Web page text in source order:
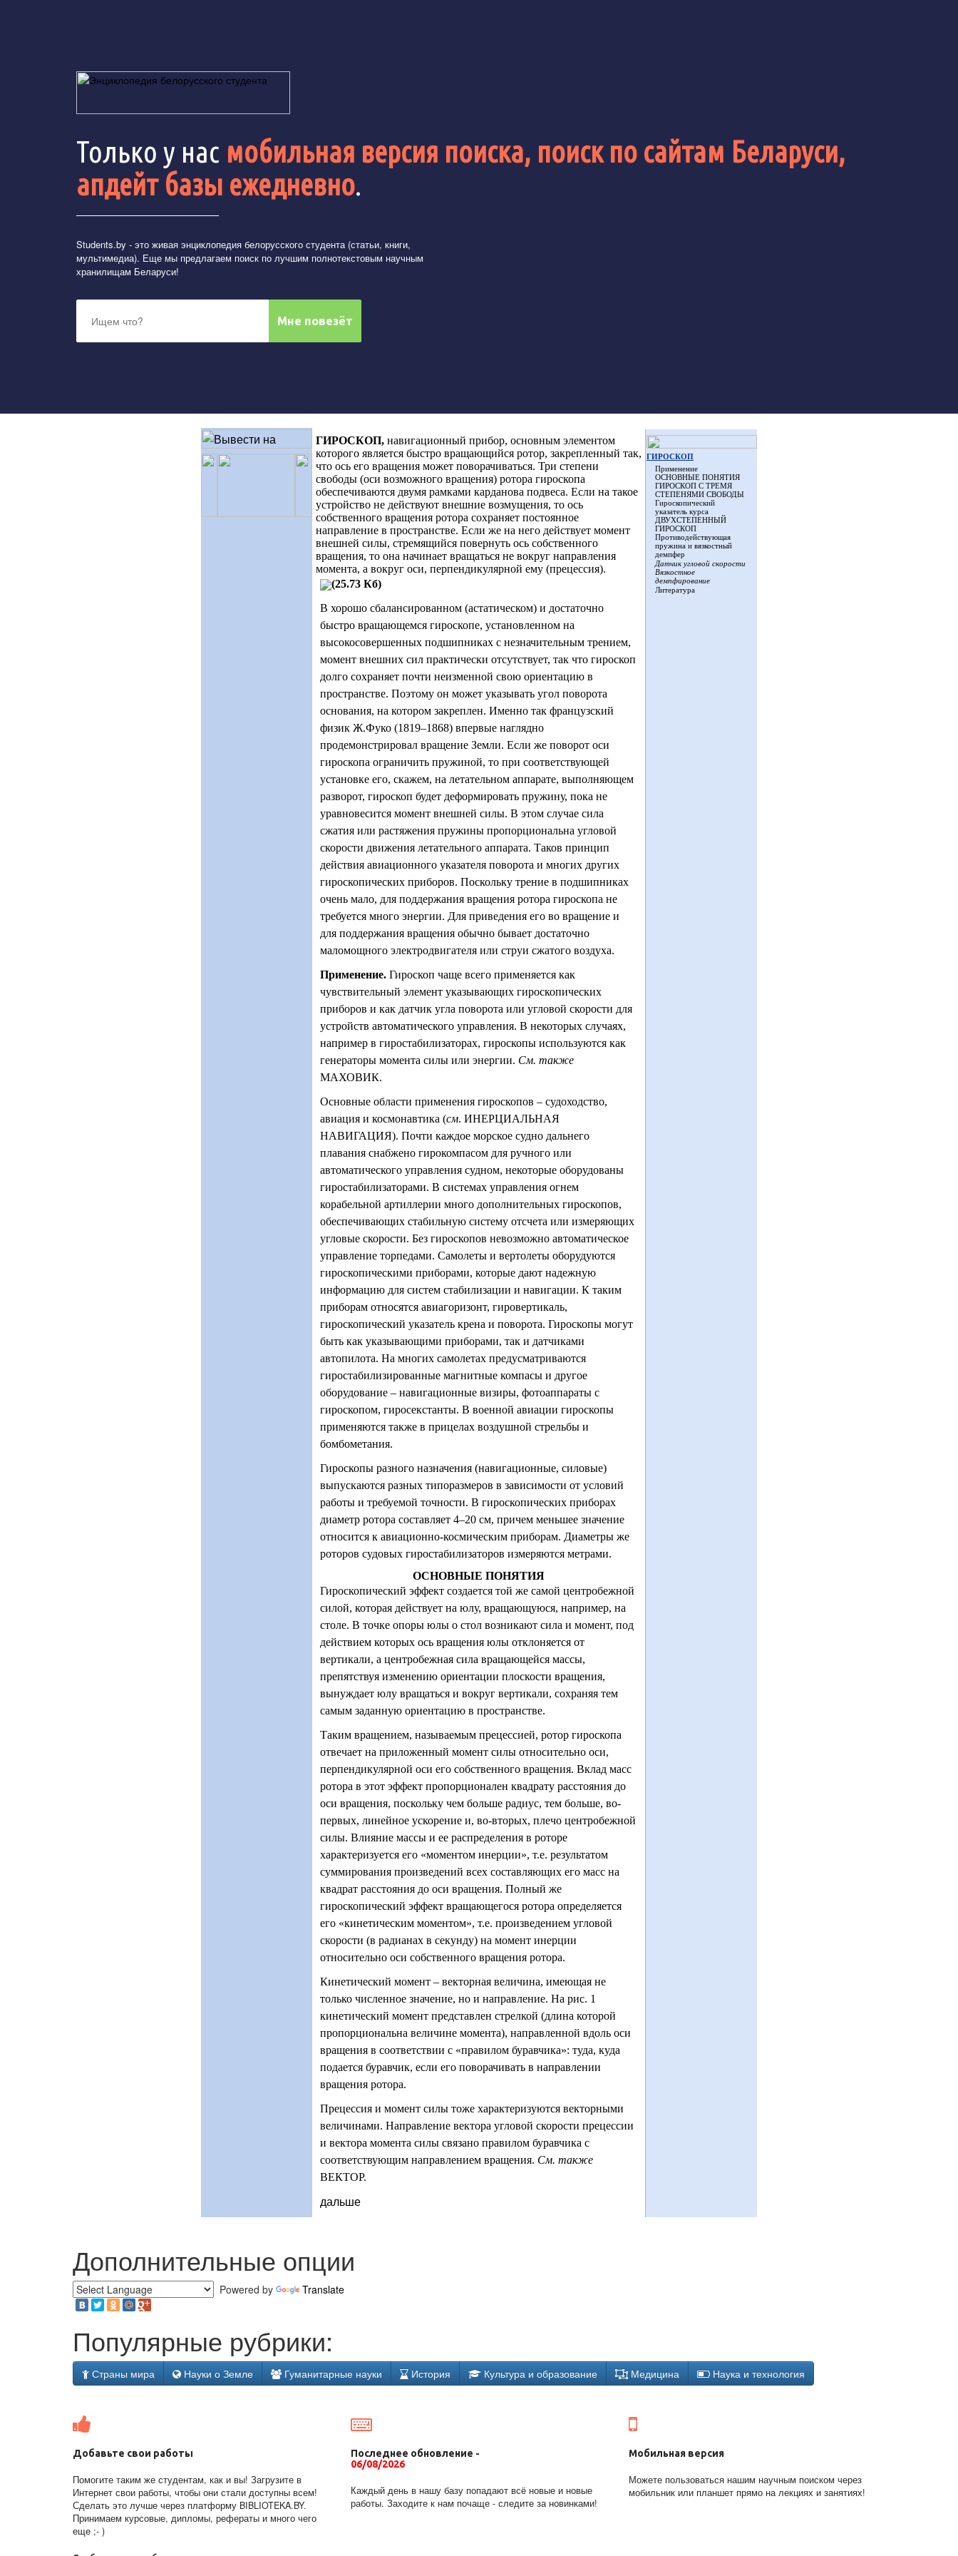
Только у нас мобильная версия поиска, поиск по сайтам Беларуси,
апдейт базы ежедневно.
Students.by - это живая энциклопедия белорусского студента (статьи, книги,
мультимедиа). Еще мы предлагаем поиск по лучшим полнотекстовым научным
хранилищам Беларуси!
ГИРОСКОП, навигационный прибор, основным элементом
которого является быстро вращающийся ротор, закрепленный так,
что ось его вращения может поворачиваться. Три степени
свободы (оси возможного вращения) ротора гироскопа
обеспечиваются двумя рамками карданова подвеса. Если на такое
устройство не действуют внешние возмущения, то ось
собственного вращения ротора сохраняет постоянное
направление в пространстве. Если же на него действует момент
внешней силы, стремящийся повернуть ось собственного
вращения, то она начинает вращаться не вокруг направления
момента, а вокруг оси, перпендикулярной ему (прецессия).
(25.73 Кб)
В хорошо сбалансированном (астатическом) и достаточно
быстро вращающемся гироскопе, установленном на
высокосовершенных подшипниках с незначительным трением,
момент внешних сил практически отсутствует, так что гироскоп
долго сохраняет почти неизменной свою ориентацию в
пространстве. Поэтому он может указывать угол поворота
основания, на котором закреплен. Именно так французский
физик Ж.Фуко (1819–1868) впервые наглядно
продемонстрировал вращение Земли. Если же поворот оси
гироскопа ограничить пружиной, то при соответствующей
установке его, скажем, на летательном аппарате, выполняющем
разворот, гироскоп будет деформировать пружину, пока не
уравновесится момент внешней силы. В этом случае сила
сжатия или растяжения пружины пропорциональна угловой
скорости движения летательного аппарата. Таков принцип
действия авиационного указателя поворота и многих других
гироскопических приборов. Поскольку трение в подшипниках
очень мало, для поддержания вращения ротора гироскопа не
требуется много энергии. Для приведения его во вращение и
для поддержания вращения обычно бывает достаточно
маломощного электродвигателя или струи сжатого воздуха.
Применение. Гироскоп чаще всего применяется как
чувствительный элемент указывающих гироскопических
приборов и как датчик угла поворота или угловой скорости для
устройств автоматического управления. В некоторых случаях,
например в гиростабилизаторах, гироскопы используются как
генераторы момента силы или энергии. См. также
МАХОВИК.
Основные области применения гироскопов – судоходство,
авиация и космонавтика (см. ИНЕРЦИАЛЬНАЯ
НАВИГАЦИЯ). Почти каждое морское судно дальнего
плавания снабжено гирокомпасом для ручного или
автоматического управления судном, некоторые оборудованы
гиростабилизаторами. В системах управления огнем
корабельной артиллерии много дополнительных гироскопов,
обеспечивающих стабильную систему отсчета или измеряющих
угловые скорости. Без гироскопов невозможно автоматическое
управление торпедами. Самолеты и вертолеты оборудуются
гироскопическими приборами, которые дают надежную
информацию для систем стабилизации и навигации. К таким
приборам относятся авиагоризонт, гировертикаль,
гироскопический указатель крена и поворота. Гироскопы могут
быть как указывающими приборами, так и датчиками
автопилота. На многих самолетах предусматриваются
гиростабилизированные магнитные компасы и другое
оборудование – навигационные визиры, фотоаппараты с
гироскопом, гиросекстанты. В военной авиации гироскопы
применяются также в прицелах воздушной стрельбы и
бомбометания.
Гироскопы разного назначения (навигационные, силовые)
выпускаются разных типоразмеров в зависимости от условий
работы и требуемой точности. В гироскопических приборах
диаметр ротора составляет 4–20 см, причем меньшее значение
относится к авиационно-космическим приборам. Диаметры же
роторов судовых гиростабилизаторов измеряются метрами.
ОСНОВНЫЕ ПОНЯТИЯ
Гироскопический эффект создается той же самой центробежной
силой, которая действует на юлу, вращающуюся, например, на
столе. В точке опоры юлы о стол возникают сила и момент, под
действием которых ось вращения юлы отклоняется от
вертикали, а центробежная сила вращающейся массы,
препятствуя изменению ориентации плоскости вращения,
вынуждает юлу вращаться и вокруг вертикали, сохраняя тем
самым заданную ориентацию в пространстве.
Таким вращением, называемым прецессией, ротор гироскопа
отвечает на приложенный момент силы относительно оси,
перпендикулярной оси его собственного вращения. Вклад масс
ротора в этот эффект пропорционален квадрату расстояния до
оси вращения, поскольку чем больше радиус, тем больше, во-
первых, линейное ускорение и, во-вторых, плечо центробежной
силы. Влияние массы и ее распределения в роторе
характеризуется его «моментом инерции», т.е. результатом
суммирования произведений всех составляющих его масс на
квадрат расстояния до оси вращения. Полный же
гироскопический эффект вращающегося ротора определяется
его «кинетическим моментом», т.е. произведением угловой
скорости (в радианах в секунду) на момент инерции
относительно оси собственного вращения ротора.
Кинетический момент – векторная величина, имеющая не
только численное значение, но и направление. На рис. 1
кинетический момент представлен стрелкой (длина которой
пропорциональна величине момента), направленной вдоль оси
вращения в соответствии с «правилом буравчика»: туда, куда
подается буравчик, если его поворачивать в направлении
вращения ротора.
Прецессия и момент силы тоже характеризуются векторными
величинами. Направление вектора угловой скорости прецессии
и вектора момента силы связано правилом буравчика с
соответствующим направлением вращения. См. также
ВЕКТОР.
дальше
ГИРОСКОП
Применение
ОСНОВНЫЕ ПОНЯТИЯ
ГИРОСКОП С ТРЕМЯ
СТЕПЕНЯМИ СВОБОДЫ
Гироскопический
указатель курса
ДВУХСТЕПЕННЫЙ
ГИРОСКОП
Противодействующая
пружина и вязкостный
демпфер
Датчик угловой скорости
Вязкостное
демпфирование
Литература
Дополнительные опции
Powered by Translate
Популярные рубрики:
Страны мира Науки о Земле Гуманитарные науки История Культура и образование Медицина Наука и технология
Добавьте свои работы
Помогите таким же студентам, как и вы! Загрузите в
Интернет свои работы, чтобы они стали доступны всем!
Сделать это лучше через платформу BIBLIOTEKA.BY.
Принимаем курсовые, дипломы, рефераты и много чего
еще ;- )
Последнее обновление -
06/08/2026
Каждый день в нашу базу попадают всё новые и новые
работы. Заходите к нам почаще - следите за новинками!
Мобильная версия
Можете пользоваться нашим научным поиском через
мобильник или планшет прямо на лекциях и занятиях!